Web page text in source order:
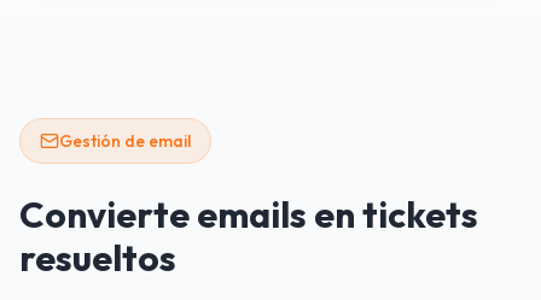
Gestión de email
Convierte emails en tickets
resueltos